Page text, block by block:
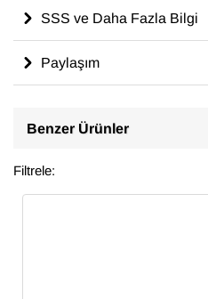
SSS ve Daha Fazla Bilgi
Paylaşım
Benzer Ürünler
Filtrele: